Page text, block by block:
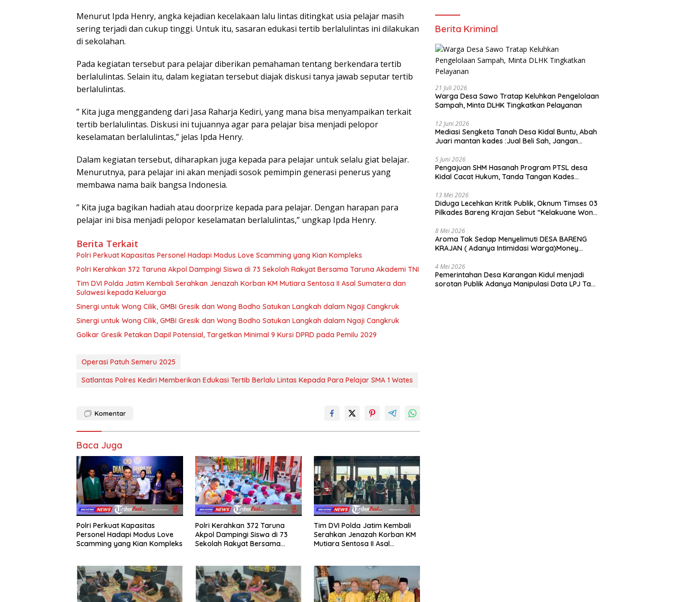
Menurut Ipda Henry, angka kejadian kecelakaan lalu lintas ditingkat usia pelajar masih
sering terjadi dan cukup tinggi. Untuk itu, sasaran edukasi tertib berlalulintas ini dilakukan
di sekolahan.
Pada kegiatan tersebut para pelajar diberikan pemahaman tentang berkendara tertib
berlalulintas. Selain itu, dalam kegiatan tersebut diajak diskusi tanya jawab seputar tertib
berlalulintas.
” Kita juga menggandeng dari Jasa Raharja Kediri, yang mana bisa menyampaikan terkait
tertib berlalulintas. Diskusi ini tujuannya agar para pelajar bisa menjadi pelopor
keselamatan berlalulintas,” jelas Ipda Henry.
Dalam kegiatan tersebut, diharapkan juga kepada para pelajar untuk selalu giat belajar.
Menurutnya, para pelajar ini akan menjadi sosok pemimpin generasi penerus yang
membawa nama baik bangsa Indonesia.
” Kita juga bagikan hadiah atau doorprize kepada para pelajar. Dengan harapan para
pelajar ini bisa menjadi pelopor keselamatan berlalulintas,” ungkap Ipda Henry.
Berita Terkait
Polri Perkuat Kapasitas Personel Hadapi Modus Love Scamming yang Kian Kompleks
Polri Kerahkan 372 Taruna Akpol Dampingi Siswa di 73 Sekolah Rakyat Bersama Taruna Akademi TNI
Tim DVI Polda Jatim Kembali Serahkan Jenazah Korban KM Mutiara Sentosa II Asal Sumatera dan
Sulawesi kepada Keluarga
Sinergi untuk Wong Cilik, GMBI Gresik dan Wong Bodho Satukan Langkah dalam Ngaji Cangkruk
Sinergi untuk Wong Cilik, GMBI Gresik dan Wong Bodho Satukan Langkah dalam Ngaji Cangkruk
Golkar Gresik Petakan Dapil Potensial, Targetkan Minimal 9 Kursi DPRD pada Pemilu 2029
Operasi Patuh Semeru 2025
Satlantas Polres Kediri Memberikan Edukasi Tertib Berlalu Lintas Kepada Para Pelajar SMA 1 Wates
Komentar
Baca Juga
Polri Perkuat Kapasitas
Personel Hadapi Modus Love
Scamming yang Kian Kompleks
Polri Kerahkan 372 Taruna
Akpol Dampingi Siswa di 73
Sekolah Rakyat Bersama
Tim DVI Polda Jatim Kembali
Serahkan Jenazah Korban KM
Mutiara Sentosa II Asal
Berita Kriminal
21 Juli 2026
Warga Desa Sawo Tratap Keluhkan Pengelolaan
Sampah, Minta DLHK Tingkatkan Pelayanan
12 Juni 2026
Mediasi Sengketa Tanah Desa Kidal Buntu, Abah
Juari mantan kades :Jual Beli Sah, Jangan
Membatalkan Hak Warga.
5 Juni 2026
Pengajuan SHM Hasanah Program PTSL desa
Kidal Cacat Hukum, Tanda Tangan Kades
13 Mei 2026
Diduga Lecehkan Kritik Publik, Oknum Timses 03
Pilkades Bareng Krajan Sebut “Kelakuane Wong
8 Mei 2026
Aroma Tak Sedap Menyelimuti DESA BARENG
KRAJAN ( Adanya Intimidasi Warga)Money
4 Mei 2026
Pemerintahan Desa Karangan Kidul menjadi
sorotan Publik Adanya Manipulasi Data LPJ Ta